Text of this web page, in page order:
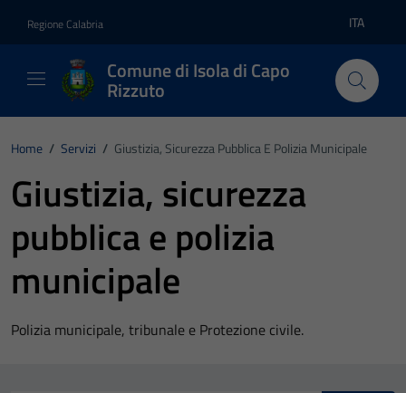
Regione Calabria Lingua
ITA
Comune di Isola di Capo
Rizzuto
Home / Servizi / Giustizia, Sicurezza Pubblica E Polizia Municipale
Giustizia, sicurezza
pubblica e polizia
municipale
Polizia municipale, tribunale e Protezione civile.